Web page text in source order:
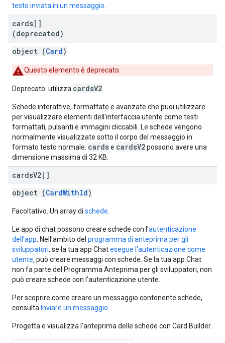
testo inviata in un messaggio
cards[]
(deprecated)
object (Card)
Questo elemento è deprecato.
Deprecato: utilizza cardsV2
Schede interattive, formattate e avanzate che puoi utilizzare
per visualizzare elementi dell'interfaccia utente come testi
formattati, pulsanti e immagini cliccabili. Le schede vengono
normalmente visualizzate sotto il corpo del messaggio in
formato testo normale. cardse cardsV2possono avere una
dimensione massima di 32 KB.
cardsV2[]
object (CardWithId)
Facoltativo. Un array di schede
Le app di chat possono creare schede con l'autenticazione
dell'app . Nell'ambito del programma di anteprima per gli
sviluppatori, se la tua app Chatesegue l'autenticazione come
utente, può creare messaggi con schede. Se la tua app Chat
non fa parte del Programma Anteprima per gli sviluppatori, non
può creare schede con l'autenticazione utente.
Per scoprire come creare un messaggio contenente schede,
consulta Inviare un messaggio
Progetta e visualizza l'anteprima delle schede con Card Builder.